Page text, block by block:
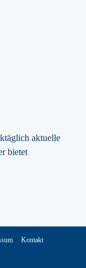
aktuelle
bietet
Kontakt